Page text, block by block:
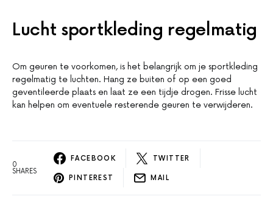
Lucht sportkleding regelmatig
Om geuren te voorkomen, is het belangrijk om je sportkleding
regelmatig te luchten. Hang ze buiten of op een goed
geventileerde plaats en laat ze een tijdje drogen. Frisse lucht
kan helpen om eventuele resterende geuren te verwijderen.
0
SHARES
FACEBOOK TWITTER
PINTEREST MAIL